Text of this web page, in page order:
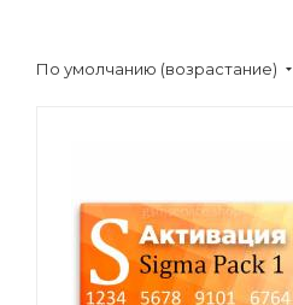
По умолчанию (возрастание)